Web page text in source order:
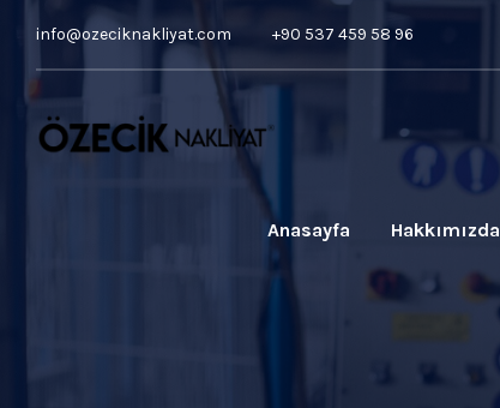
info@ozeciknakliyat.com +90 537 459 58 96
Anasayfa Hakkımızda